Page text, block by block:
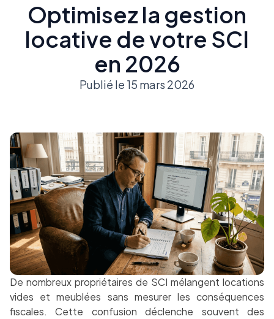
Optimisez la gestion
locative de votre SCI
en 2026
Publié le 15 mars 2026
De nombreux propriétaires de SCI mélangent locations
vides et meublées sans mesurer les conséquences
fiscales. Cette confusion déclenche souvent des